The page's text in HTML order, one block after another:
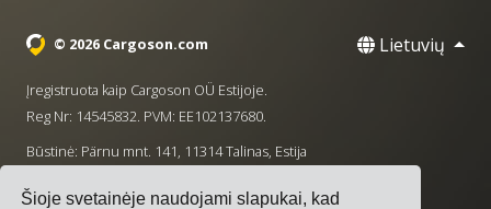
Šioje svetainėje naudojami slapukai, kad
© 2026 Cargoson.com Lietuvių
Įregistruota kaip Cargoson OÜ Estijoje.
Reg Nr: 14545832. PVM: EE102137680.
Būstinė: Pärnu mnt. 141, 11314 Talinas, Estija
+372 5555 0028